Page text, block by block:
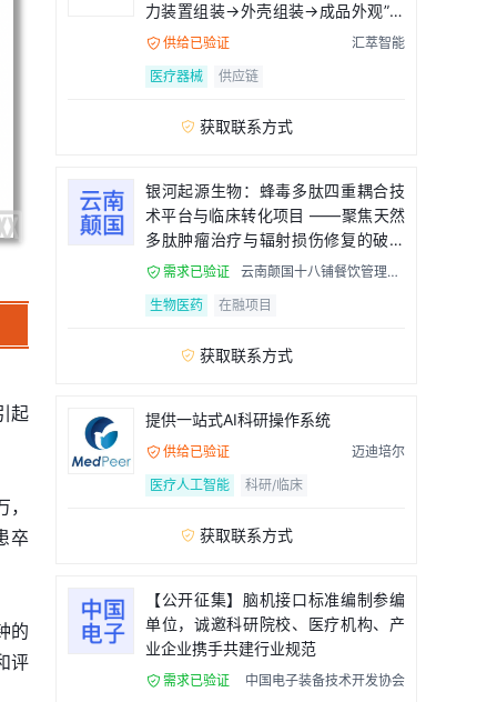
起
卒
的
评
力装置组装→外壳组装→成品外观”全
流程
 供给已验证
汇萃智能
医疗器械
供应链
 获取联系方式
银河起源生物：蜂毒多肽四重耦合技
术平台与临床转化项目 ——聚焦天然
多肽肿瘤治疗与辐射损伤修复的破局
者
 需求已验证
云南颠国十八铺餐饮管理有
生物医药
在融项目
 获取联系方式
提供一站式AI科研操作系统
 供给已验证
迈迪培尔
医疗人工智能
科研/临床
 获取联系方式
【公开征集】脑机接口标准编制参编
单位，诚邀科研院校、医疗机构、产
业企业携手共建行业规范
 需求已验证
中国电子装备技术开发协会